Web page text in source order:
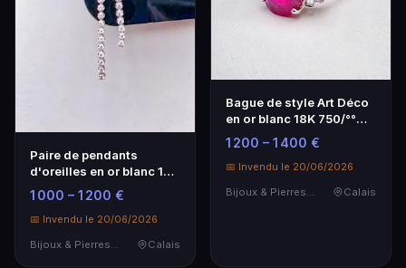
Paire de pendants
d'oreilles en or blanc 18K
750/°°° ornée d…
1 000 – 1 200 €
📅 Invendu le 20/06/2026
Bijoux & Pierres Précieuses
Calais
Bague de style Art Déco
en or blanc 18K 750/°°
°ornée d'un Ru…
1 200 – 1 400 €
📅 Invendu le 20/06/2026
Bijoux & Pierres Précieuses
Calais